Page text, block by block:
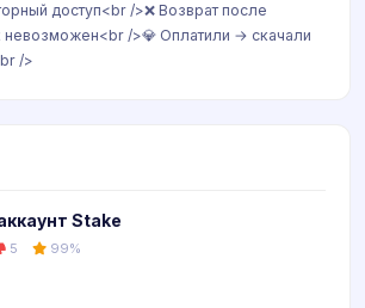
доступ<br />❌ Возврат после
невозможен<br />💎 Оплатили → скачали
/>
Stake
5 99%